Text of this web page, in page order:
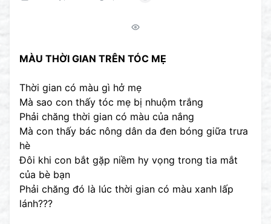
MÀU THỜI GIAN TRÊN TÓC MẸ
Thời gian có màu gì hở mẹ
Mà sao con thấy tóc mẹ bị nhuộm trắng
Phải chăng thời gian có màu của nắng
Mà con thấy bác nông dân da đen bóng giữa trưa
hè
Đôi khi con bắt gặp niềm hy vọng trong tia mắt
của bè bạn
Phải chăng đó là lúc thời gian có màu xanh lấp
lánh???